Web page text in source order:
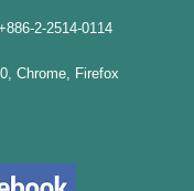
2-2514-0114
Chrome, Firefox